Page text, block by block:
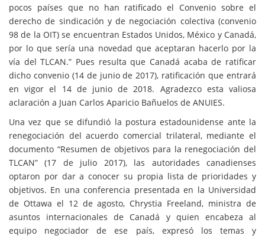
pocos países que no han ratificado el Convenio sobre el
derecho de sindicación y de negociación colectiva (convenio
98 de la OIT) se encuentran Estados Unidos, México y Canadá,
por lo que sería una novedad que aceptaran hacerlo por la
vía del TLCAN.” Pues resulta que Canadá acaba de ratificar
dicho convenio (14 de junio de 2017), ratificación que entrará
en vigor el 14 de junio de 2018. Agradezco esta valiosa
aclaración a Juan Carlos Aparicio Bañuelos de ANUIES.
Una vez que se difundió la postura estadounidense ante la
renegociación del acuerdo comercial trilateral, mediante el
documento “Resumen de objetivos para la renegociación del
TLCAN” (17 de julio 2017), las autoridades canadienses
optaron por dar a conocer su propia lista de prioridades y
objetivos. En una conferencia presentada en la Universidad
de Ottawa el 12 de agosto, Chrystia Freeland, ministra de
asuntos internacionales de Canadá y quien encabeza al
equipo negociador de ese país, expresó los temas y